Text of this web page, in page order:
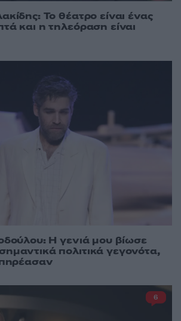
Το θέατρο είναι ένας
και η τηλεόραση είναι
Η γενιά μου βίωσε
πολιτικά γεγονότα,
6